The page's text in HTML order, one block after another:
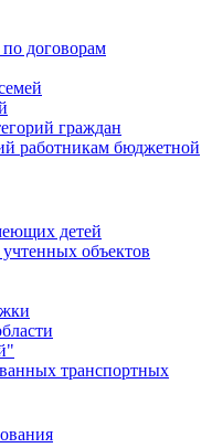
договорам
граждан
работникам бюджетной
детей
объектов
транспортных